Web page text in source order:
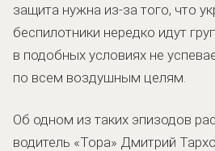
защита нужна из-за того, что
беспилотники нередко идут
в подобных условиях не
по всем воздушным целям.
Об одном из таких эпизодов
водитель «Тора» Дмитрий